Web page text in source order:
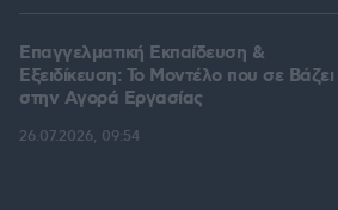
Επαγγελματική Εκπαίδευση &
Εξειδίκευση: Το Mοντέλο που σε Bάζει
στην Aγορά Eργασίας
26.07.2026, 09:54